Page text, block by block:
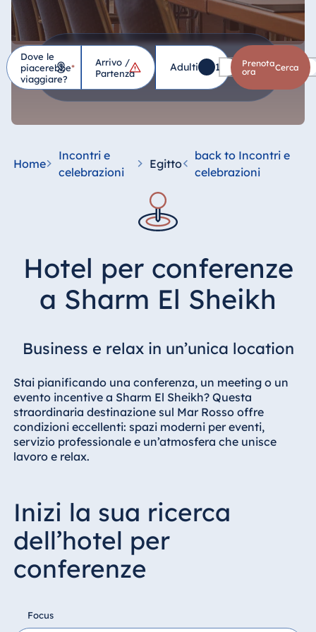
Dove le
piacerebbe
viaggiare?
*
Hotel
Homburg
Hotel Bad
Berlin
Hotel Bonn
Hotel Bremen
Hotel Dresden
Hotel Frankfurt
Hotel am
Schlossgarten
Fulda
Airport Hotel
Hotel Ingolstadt
Hotel Bellevue
Kiel
Hotel Köln
Hotel
Hotel Magdeburg
Arrivo /
Partenza
Adulti 1 Bambini 0
Prenota
ora
cerca
Home
Incontri e
celebrazioni
Egitto
back to Incontri e
celebrazioni
Hotel per conferenze
a Sharm El Sheikh
Business e relax in un’unica location
Stai pianificando una conferenza, un meeting o un
evento incentive a Sharm El Sheikh? Questa
straordinaria destinazione sul Mar Rosso offre
condizioni eccellenti: spazi moderni per eventi,
servizio professionale e un’atmosfera che unisce
lavoro e relax.
Inizi la sua ricerca
dell’hotel per
conferenze
Focus